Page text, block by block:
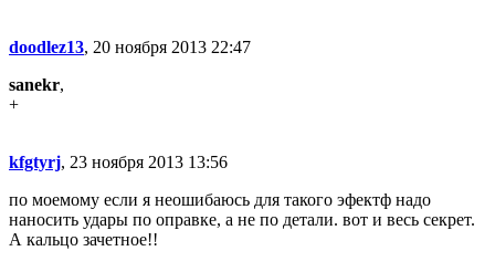
doodlez13, 20 ноября 2013 22:47
sanekr,
+
kfgtyrj, 23 ноября 2013 13:56
по моемому если я неошибаюсь для такого эфектф надо
наносить удары по оправке, а не по детали. вот и весь секрет.
А кальцо зачетное!!